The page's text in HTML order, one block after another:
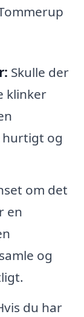
Skulle der
klinker
og
om det
en
og
du har